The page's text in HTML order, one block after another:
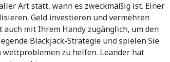
Art statt, wann es zweckmäßig ist. Einer
Geld investieren und vermehren
mit Ihrem Handy zugänglich, um den
Blackjack-Strategie und spielen Sie
zu helfen. Leander hat